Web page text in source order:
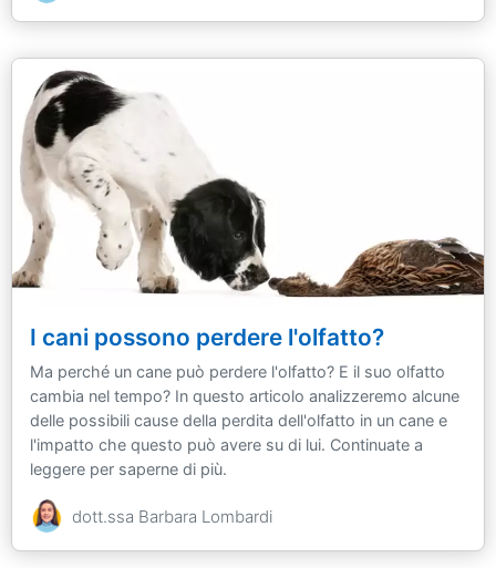
I cani possono perdere l'olfatto?
Ma perché un cane può perdere l'olfatto? E il suo olfatto
cambia nel tempo? In questo articolo analizzeremo alcune
delle possibili cause della perdita dell'olfatto in un cane e
l'impatto che questo può avere su di lui. Continuate a
leggere per saperne di più.
dott.ssa Barbara Lombardi